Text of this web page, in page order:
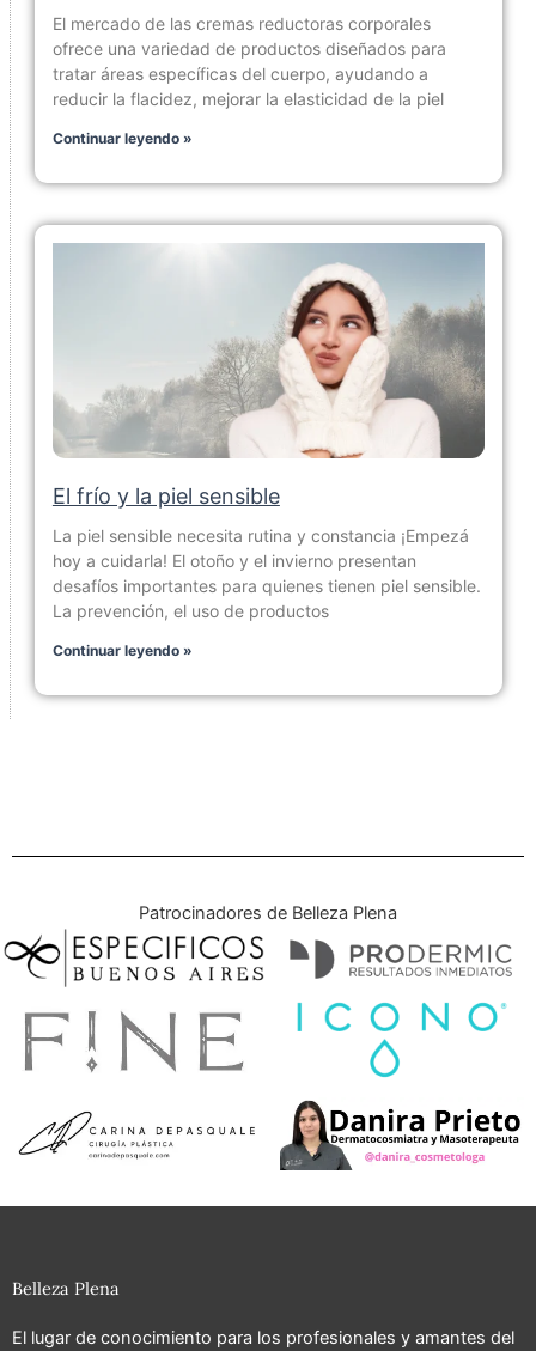
El mercado de las cremas reductoras corporales
ofrece una variedad de productos diseñados para
tratar áreas específicas del cuerpo, ayudando a
reducir la flacidez, mejorar la elasticidad de la piel
Continuar leyendo »
El frío y la piel sensible
La piel sensible necesita rutina y constancia ¡Empezá
hoy a cuidarla! El otoño y el invierno presentan
desafíos importantes para quienes tienen piel sensible.
La prevención, el uso de productos
Continuar leyendo »
Patrocinadores de Belleza Plena
Belleza Plena
El lugar de conocimiento para los profesionales y amantes del